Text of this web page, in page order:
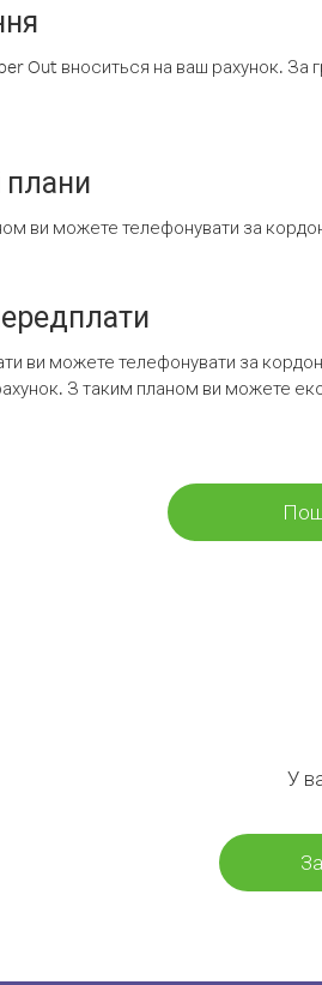
Out вноситься на ваш рахунок. За
плани
ви можете телефонувати за
ви можете телефонувати за
З таким планом ви можете
У